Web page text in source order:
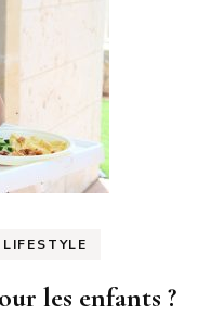
LIFESTYLE
les enfants ?